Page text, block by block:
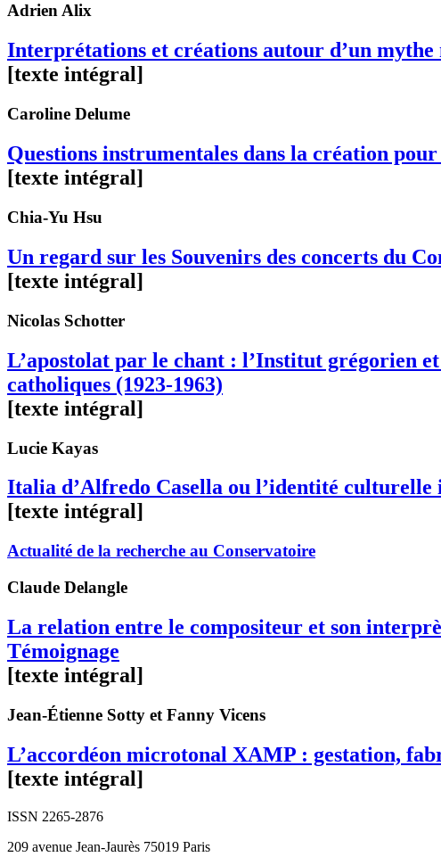
AdrienAlix
Interprétations et créations autour d’un
[texte intégral]
Caroline Delume
Questions instrumentales dans la création
[texte intégral]
Chia-Yu Hsu
Un regard sur les Souvenirs des concerts du
[texte intégral]
Nicolas Schotter
L’apostolat par le chant : l’Institut grégorien
catholiques (1923-1963)
[texte intégral]
Lucie Kayas
Italia d’Alfredo Casella ou l’identité culturelle
[texte intégral]
Actualité de la recherche au Conservatoire
Claude Delangle
La relation entre le compositeur et son
Témoignage
[texte intégral]
Jean-Étienne Sotty et Fanny Vicens
L’accordéon microtonal XAMP : gestation,
[texte intégral]
ISSN 2265-2876
209 avenue Jean-Jaurès 75019 Paris